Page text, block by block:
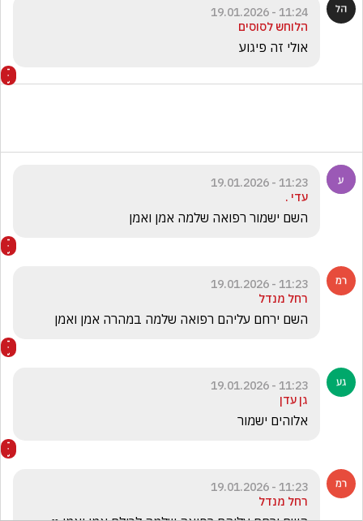
11:24 - 19.01.2026
הלוחש לסוסים
אולי זה פיגוע
11:23 - 19.01.2026
עדי .
השם ישמור רפואה שלמה אמן ואמן
11:23 - 19.01.2026
רחל מנדל
השם ירחם עליהם רפואה שלמה במהרה אמן ואמן
11:23 - 19.01.2026
גן עדן
אלוהים ישמור
11:23 - 19.01.2026
רחל מנדל